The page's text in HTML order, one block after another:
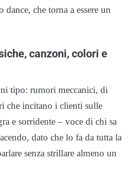
che torna a essere un
canzoni, colori e
tipo: rumori meccanici, di
che incitano i clienti sulle
e sorridente – voce di chi sa
dato che lo fa da tutta la
senza strillare almeno un